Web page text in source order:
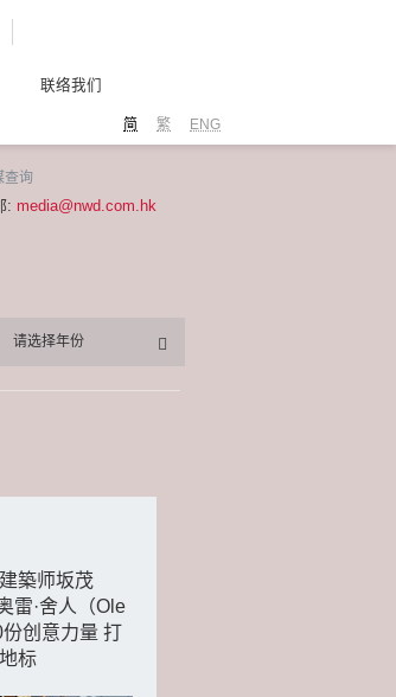
联络我们
ENG
繁
简
查询
: media@nwd.com.hk
请选择年份
築师坂茂
雷·舍人（Ole
创意力量 打
标